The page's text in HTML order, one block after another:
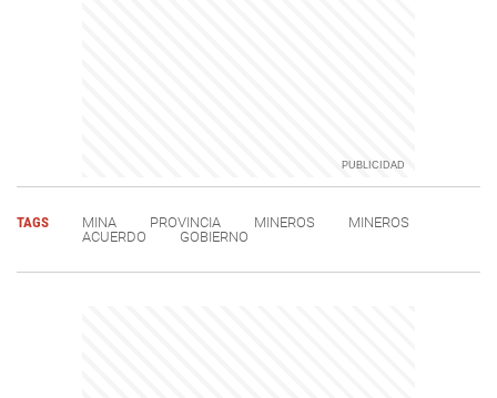
TAGS MINA PROVINCIA MINEROS
MINEROS
ACUERDO
GOBIERNO